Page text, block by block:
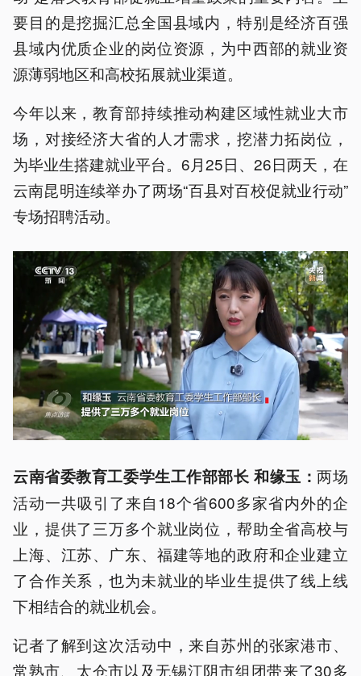
要目的是挖掘汇总全国县域内，特别是经济百强
县域内优质企业的岗位资源，为中西部的就业资
源薄弱地区和高校拓展就业渠道。
今年以来，教育部持续推动构建区域性就业大市
场，对接经济大省的人才需求，挖潜力拓岗位，
为毕业生搭建就业平台。6月25日、26日两天，在
云南昆明连续举办了两场“百县对百校促就业行动”
专场招聘活动。
云南省委教育工委学生工作部部长 和缘玉 ：两场
活动一共吸引了来自18个省600多家省内外的企
业，提供了三万多个就业岗位，帮助全省高校与
上海、江苏、广东、福建等地的政府和企业建立
了合作关系，也为未就业的毕业生提供了线上线
下相结合的就业机会。
记者了解到这次活动中，来自苏州的张家港市、
常熟市、太仓市以及无锡江阴市组团带来了30多